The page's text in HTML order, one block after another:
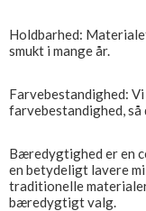
Holdbarhed:
smukt i mange år.
Farvebestandighed:
farvebestandighed,
Bæredygtighed er en
en betydeligt lavere
traditionelle
bæredygtigt valg.